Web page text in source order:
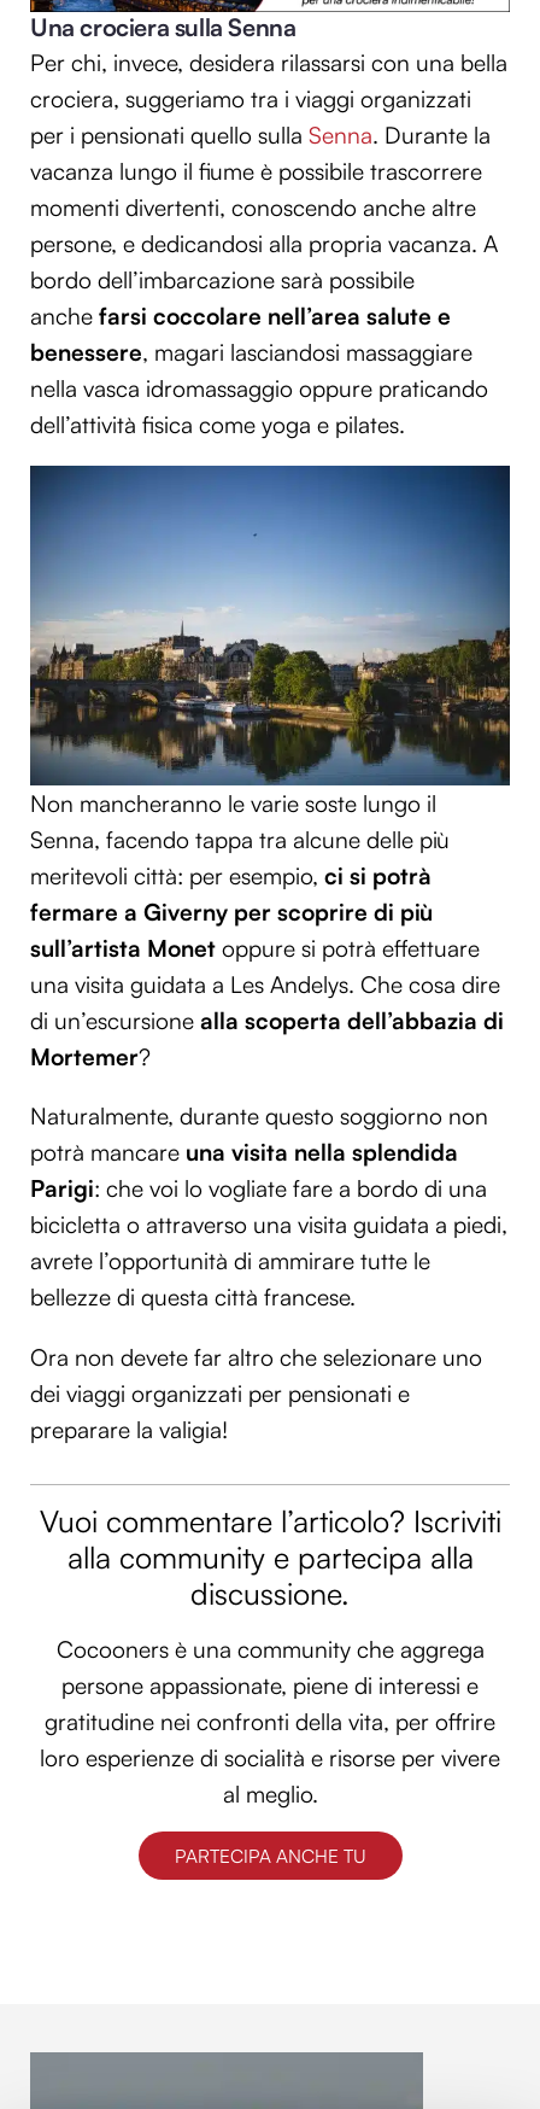
Una crociera sulla Senna
Per chi, invece, desidera rilassarsi con una bella
crociera, suggeriamo tra i viaggi organizzati
per i pensionati quello sulla Senna. Durante la
vacanza lungo il fiume è possibile trascorrere
momenti divertenti, conoscendo anche altre
persone, e dedicandosi alla propria vacanza. A
bordo dell’imbarcazione sarà possibile
anche farsi coccolare nell’area salute e
benessere, magari lasciandosi massaggiare
nella vasca idromassaggio oppure praticando
dell’attività fisica come yoga e pilates.
Non mancheranno le varie soste lungo il
Senna, facendo tappa tra alcune delle più
meritevoli città: per esempio, ci si potrà
fermare a Giverny per scoprire di più
sull’artista Monet oppure si potrà effettuare
una visita guidata a Les Andelys. Che cosa dire
di un’escursione alla scoperta dell’abbazia di
Mortemer?
Naturalmente, durante questo soggiorno non
potrà mancare una visita nella splendida
Parigi: che voi lo vogliate fare a bordo di una
bicicletta o attraverso una visita guidata a piedi,
avrete l’opportunità di ammirare tutte le
bellezze di questa città francese.
Ora non devete far altro che selezionare uno
dei viaggi organizzati per pensionati e
preparare la valigia!
Vuoi commentare l’articolo? Iscriviti
alla community e partecipa alla
discussione.
Cocooners è una community che aggrega
persone appassionate, piene di interessi e
gratitudine nei confronti della vita, per offrire
loro esperienze di socialità e risorse per vivere
al meglio.
PARTECIPA ANCHE TU